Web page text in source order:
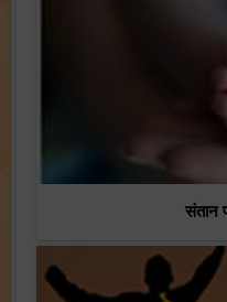
संतान